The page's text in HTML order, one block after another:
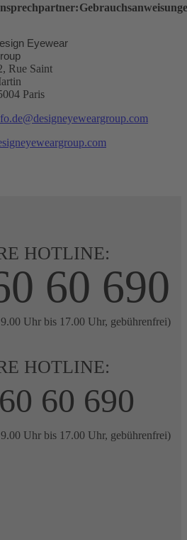
Eyewear
Rue Saint
Paris
HOTLINE:
60 690
Uhr bis 17.00 Uhr, gebührenfrei)
HOTLINE:
60 690
Uhr bis 17.00 Uhr, gebührenfrei)